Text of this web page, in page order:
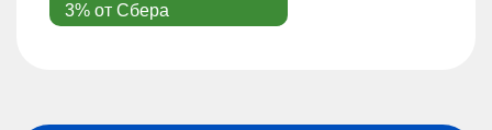
3% от Сбера